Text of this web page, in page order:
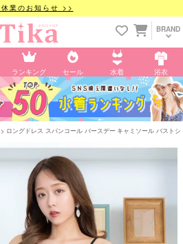
業のお知らせ >>
BRAND
ランキング セール 水着 浴衣
ロングドレス スパンコール バースデー キャミソール バスト